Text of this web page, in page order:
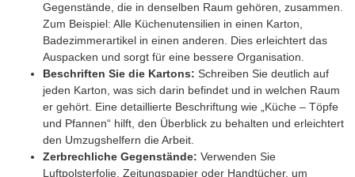
Gegenstände, die in denselben Raum gehören, zusammen.
Zum Beispiel: Alle Küchenutensilien in einen Karton,
Badezimmerartikel in einen anderen. Dies erleichtert das
Auspacken und sorgt für eine bessere Organisation.
Beschriften Sie die Kartons: Schreiben Sie deutlich auf
jeden Karton, was sich darin befindet und in welchen Raum
er gehört. Eine detaillierte Beschriftung wie „Küche – Töpfe
und Pfannen“ hilft, den Überblick zu behalten und erleichtert
den Umzugshelfern die Arbeit.
Zerbrechliche Gegenstände: Verwenden Sie
Luftpolsterfolie, Zeitungspapier oder Handtücher, um